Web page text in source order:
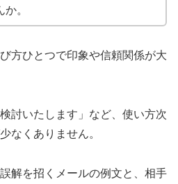
。
方ひとつで印象や信頼関係が大
討いたします」など、使い方次
なくありません。
解を招くメールの例文と、相手